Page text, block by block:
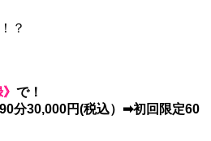
？
》で！
分30,000円(税込）➡初回限定60